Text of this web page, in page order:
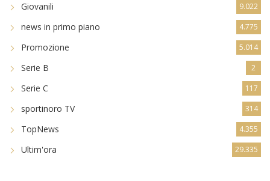
Giovanili 9.022
news in primo piano 4.775
Promozione 5.014
Serie B 2
Serie C 117
sportinoro TV 314
TopNews 4.355
Ultim'ora 29.335